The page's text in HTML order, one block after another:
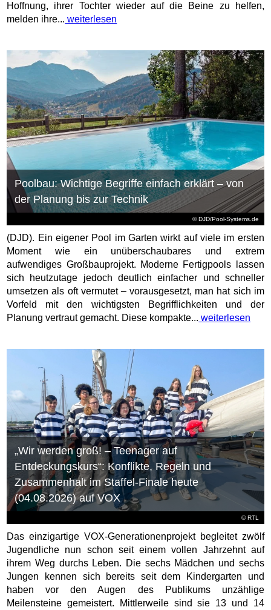
Hoffnung, ihrer Tochter wieder auf die Beine zu helfen,
melden ihre... weiterlesen
© DJD/Pool-Systems.de
Poolbau: Wichtige Begriffe einfach erklärt – von
der Planung bis zur Technik
(DJD). Ein eigener Pool im Garten wirkt auf viele im ersten
Moment wie ein unüberschaubares und extrem
aufwendiges Großbauprojekt. Moderne Fertigpools lassen
sich heutzutage jedoch deutlich einfacher und schneller
umsetzen als oft vermutet – vorausgesetzt, man hat sich im
Vorfeld mit den wichtigsten Begrifflichkeiten und der
Planung vertraut gemacht. Diese kompakte... weiterlesen
©RTL
„Wir werden groß! – Teenager auf
Entdeckungskurs“: Konflikte, Regeln und
Zusammenhalt im Staffel-Finale heute
(04.08.2026) auf VOX
Das einzigartige VOX-Generationenprojekt begleitet zwölf
Jugendliche nun schon seit einem vollen Jahrzehnt auf
ihrem Weg durchs Leben. Die sechs Mädchen und sechs
Jungen kennen sich bereits seit dem Kindergarten und
haben vor den Augen des Publikums unzählige
Meilensteine gemeistert. Mittlerweile sind sie 13 und 14